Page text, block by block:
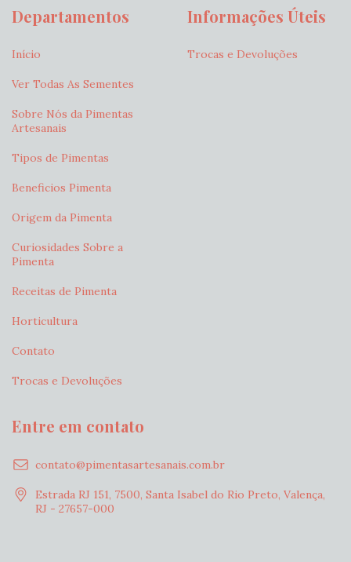
Departamentos
Início
Ver Todas As Sementes
Sobre Nós da Pimentas
Artesanais
Tipos de Pimentas
Beneficios Pimenta
Origem da Pimenta
Curiosidades Sobre a
Pimenta
Receitas de Pimenta
Horticultura
Contato
Trocas e Devoluções
Informações Úteis
Trocas e Devoluções
Entre em contato
contato@pimentasartesanais.com.br
Estrada RJ 151, 7500, Santa Isabel do Rio Preto, Valença,
RJ - 27657-000